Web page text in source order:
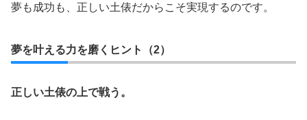
夢も成功も、正しい土俵だからこそ実現するのです。
夢を叶える力を磨くヒント（2）
正しい土俵の上で戦う。